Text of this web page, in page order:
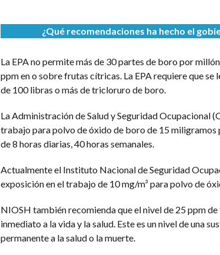
¿Qué recomendaciones ha hecho el
La EPA no permite más de 30 partes de boro por
ppm en o sobre frutas cítricas. La EPA requiere que
de 100 libras o más de tricloruro de boro.
La Administración de Salud y Seguridad Ocupacional
trabajo para polvo de óxido de boro de 15
de 8 horas diarias, 40 horas semanales.
Actualmente el Instituto Nacional de Seguridad
exposición en el trabajo de 10 mg/m³ para polvo de
NIOSH también recomienda que el nivel de 25 ppm
inmediato a la vida y la salud. Este es un nivel de una
permanente a la salud o la muerte.